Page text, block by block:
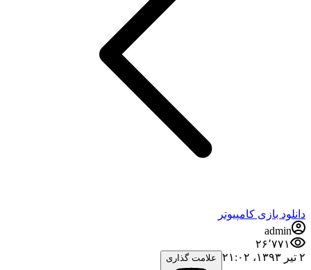
دانلود بازی کامپیوتر
admin
۲۶٬۷۷۱
۲ تیر ۱۳۹۳،‏ ۲۱:۰۲
علامت گذاری